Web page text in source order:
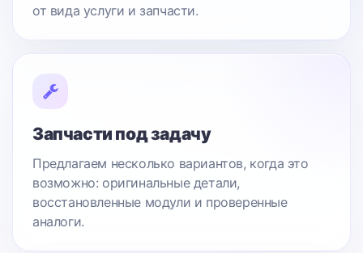
от вида услуги и запчасти.
Запчасти под задачу
Предлагаем несколько вариантов, когда это
возможно: оригинальные детали,
восстановленные модули и проверенные
аналоги.